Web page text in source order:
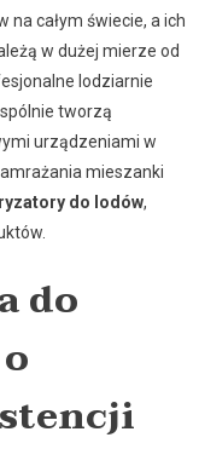
na całym świecie, a ich
w dużej mierze od
lodziarnie
tworzą
urządzeniami w
mieszanki
do lodów,
do